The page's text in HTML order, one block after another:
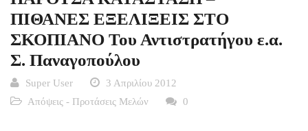
ΠΙΘΑΝΕΣ ΕΞΕΛΙΞΕΙΣ ΣΤΟ
ΣΚΟΠΙΑΝΟ Του Αντιστρατήγου ε.α.
Σ. Παναγοπούλου
Super User
3 Απριλίου 2012
Απόψεις - Προτάσεις Μελών
0